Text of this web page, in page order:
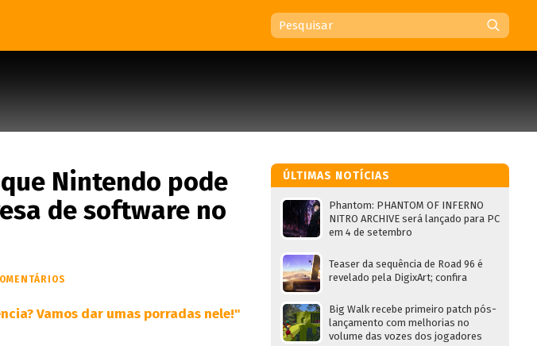
Nintendo pode
de software no
ÚLTIMAS NOTÍCIAS
Phantom: PHANTOM OF INFERNO
NITRO ARCHIVE será lançado para PC
em 4 de setembro
Teaser da sequência de Road 96 é
revelado pela DigixArt; confira
Big Walk recebe primeiro patch pós-
lançamento com melhorias no
volume das vozes dos jogadores